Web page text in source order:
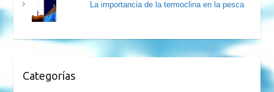
La importancia de la termoclina en la pesca
Categorías